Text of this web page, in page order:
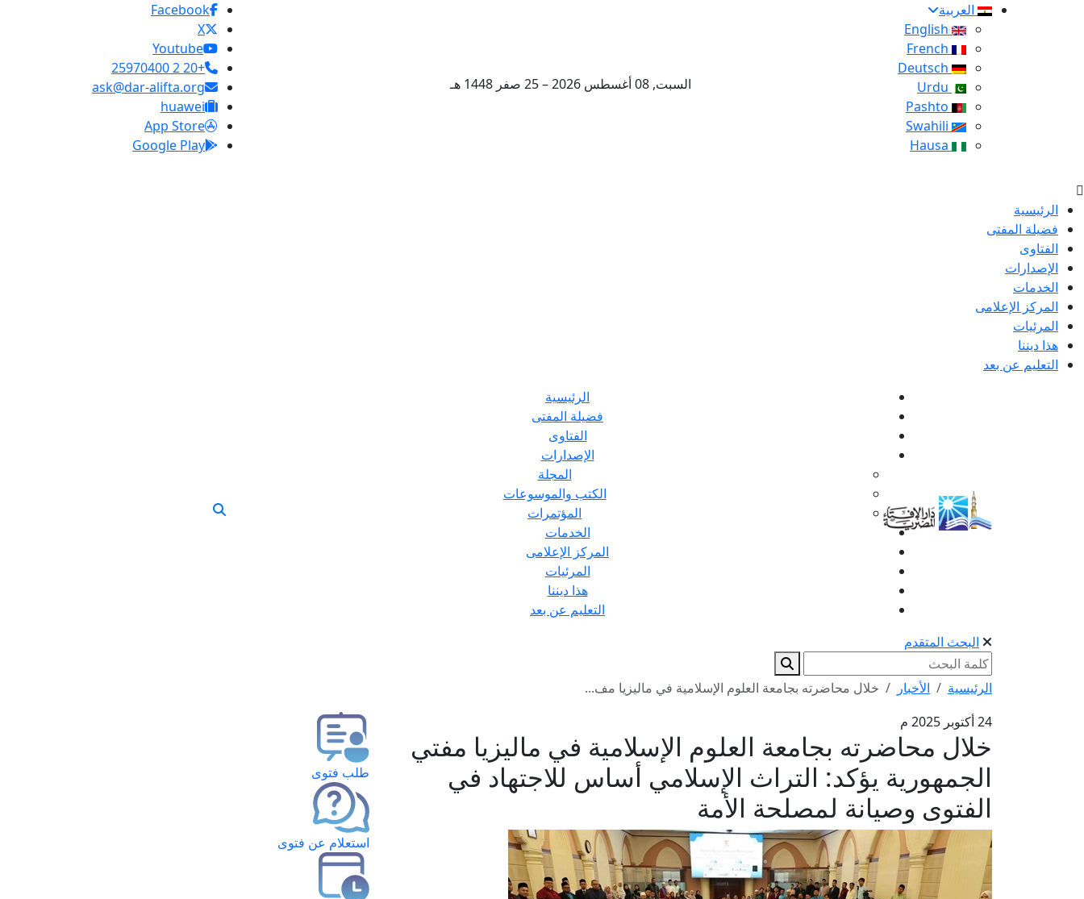
العربية
السبت, 08 أغسطس 2026 – 25 صفر 1448 هـ
Facebook
X
Youtube
+20 2 25970400
ask@dar-alifta.org
huawei
App Store
Google Play
الرئيسية
فضيلة المفتى
الفتاوى
الإصدارات
الخدمات
المركز الإعلامى
المرئيات
هذا ديننا
التعليم عن بعد
الرئيسية
فضيلة المفتى
الفتاوى
الإصدارات
المجلة
الكتب والموسوعات
المؤتمرات
الخدمات
المركز الإعلامى
المرئيات
هذا ديننا
التعليم عن بعد
البحث المتقدم
الرئيسية الأخبار
خلال محاضرته بجامعة العلوم الإسلامية في ماليزيا مف...
24 أكتوبر 2025 م
خلال محاضرته بجامعة العلوم الإسلامية في ماليزيا مفتي
الجمهورية يؤكد: التراث الإسلامي أساس للاجتهاد في
الفتوى وصيانة لمصلحة الأمة
طلب فتوى
استعلام عن فتوى